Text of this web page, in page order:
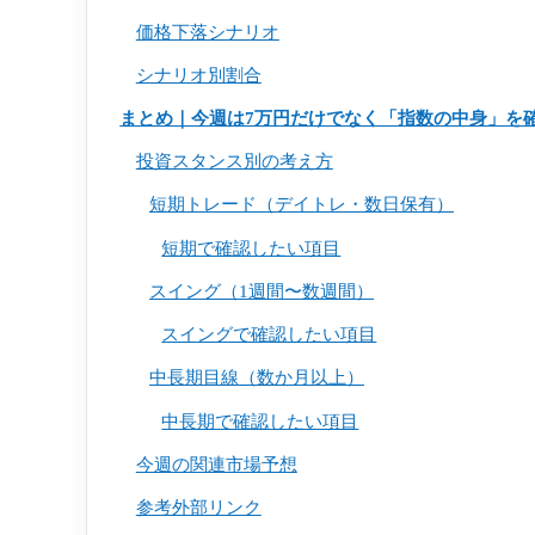
価格下落シナリオ
シナリオ別割合
まとめ｜今週は7万円だけでなく「指数の中身」を
投資スタンス別の考え方
短期トレード（デイトレ・数日保有）
短期で確認したい項目
スイング（1週間〜数週間）
スイングで確認したい項目
中長期目線（数か月以上）
中長期で確認したい項目
今週の関連市場予想
参考外部リンク